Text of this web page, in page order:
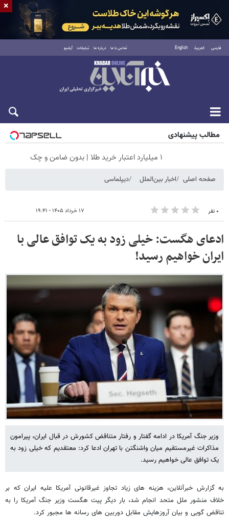
فارسی العربية English تماس با ما درباره ما تبلیغات آرشیو
شنبه ۱۷ مرداد ۱۴۰۵
مطالب پیشنهادی
۱ میلیارد اعتبار خرید طلا | بدون ضامن و چک
صفحه اصلی اخبار بین‌الملل دیپلماسی
۰ نفر ۱۷ خرداد ۱۴۰۵ - ۱۹:۴۱
ادعای هگست: خیلی زود به یک توافق عالی با
ایران خواهیم رسید!
وزیر جنگ آمریکا در ادامه گفتار و رفتار متناقض کشورش در قبال ایران، پیرامون
مذاکرات غیرمستقیم میان واشنگتن با تهران ادعا کرد: معتقدیم که خیلی زود به
یک توافق عالی خواهیم رسید.
به گزارش خبرآنلاین، هزینه های زیاد تجاوز غیرقانونی آمریکا علیه ایران که بر
خلاف منشور ملل متحد انجام شد، بار دیگر پیت هگست وزیر جنگ آمریکا را به
تناقض گویی و بیان آروزهایش مقابل دوربین های رسانه ها مجبور کرد.
×